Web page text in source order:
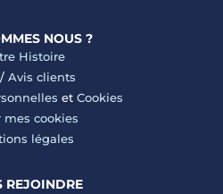
NOUS ?
Histoire
Avis clients
et Cookies
mes cookies
légales
REJOINDRE